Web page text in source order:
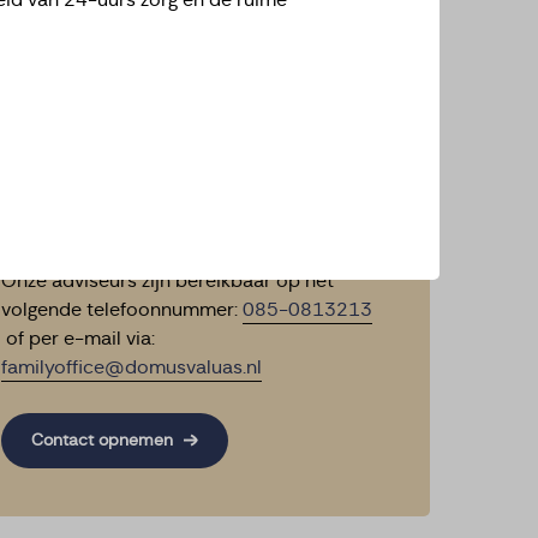
Onze adviseurs zijn bereikbaar op het
volgende telefoonnummer: 085-0813213
of per e-mail via:
familyoffice@domusvaluas.nl
Contact opnemen